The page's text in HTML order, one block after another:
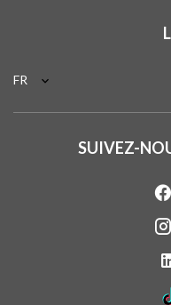
FR
SUIVEZ-